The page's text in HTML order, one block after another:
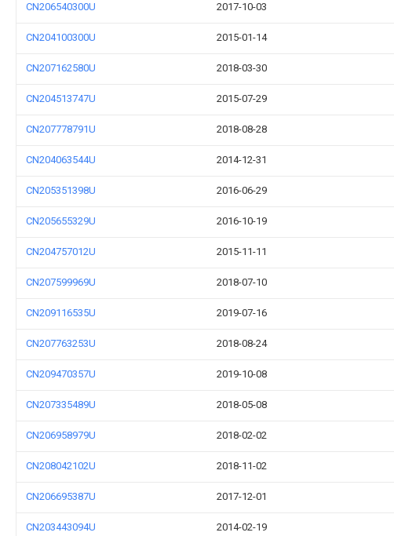
CN206540300U 2017-10-03
CN204100300U 2015-01-14
CN207162580U 2018-03-30
CN204513747U 2015-07-29
CN207778791U 2018-08-28
CN204063544U 2014-12-31
CN205351398U 2016-06-29
CN205655329U 2016-10-19
CN204757012U 2015-11-11
CN207599969U 2018-07-10
CN209116535U 2019-07-16
CN207763253U 2018-08-24
CN209470357U 2019-10-08
CN207335489U 2018-05-08
CN206958979U 2018-02-02
CN208042102U 2018-11-02
CN206695387U 2017-12-01
CN203443094U 2014-02-19